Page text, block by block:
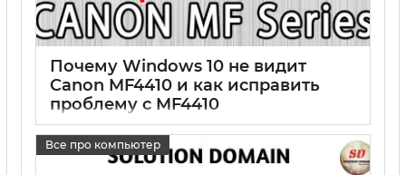
Почему Windows 10 не видит
Canon MF4410 и как исправить
проблему с MF4410
Все про компьютер